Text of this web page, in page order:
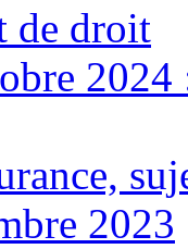
de droit
2024
2023